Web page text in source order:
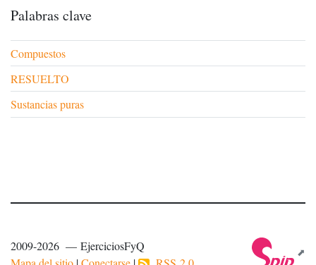
Palabras clave
Compuestos
RESUELTO
Sustancias puras
2009-2026 — EjerciciosFyQ